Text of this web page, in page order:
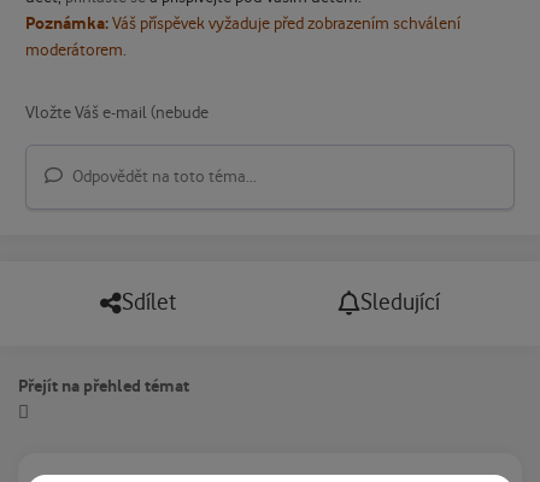
Poznámka:Váš příspěvek vyžaduje před zobrazením schválení
moderátorem.
Odpovědět na toto téma...
Sdílet Sledující
Přejít na přehled témat